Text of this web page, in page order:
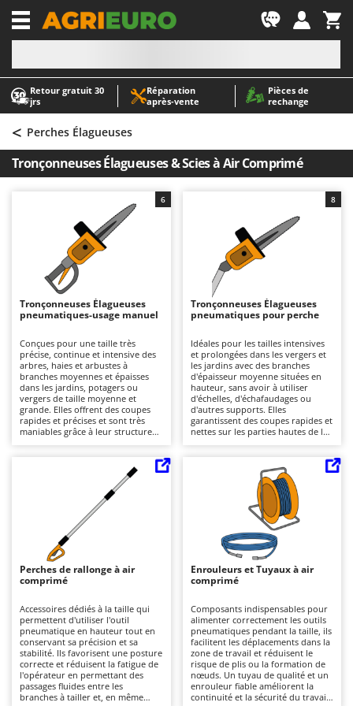
Retour gratuit 30
jrs
Réparation
après‑vente
Pièces de
rechange
-1
A
Abris de jardin
Accessoires pour tracteurs tondeuses autoportés
Aérateurs Scarificateurs pour gazon
Arracheuses de pommes de terre pour tracteur
Aspirateurs - Balais Électriques
Aspirateurs à cendres
Aspirateurs à feuilles sur roues
Aspirateurs de piscine
Aspirateurs Multifonctions
Atomiseurs agricoles pour tracteurs
Atomiseurs pour traitements
Autolaveuses
Autres produits
B
Balayeuses
Bancs de scie pour le bois - Scies à bûches
Bennes pour tracteur
Brosses pour sols extérieurs
Brouettes à moteur
Broyeurs à axe horizontal pour tracteur
Butteurs pour tracteur
C
Chargeurs de batterie - Démarreurs
Charrues pour tracteur
A
AgriEuro Premium
AgriEuro TOP-LINE
AGT
Airmec
AL-KO
ALA 2000
Alce
Alpina
Ama
Ambrogio Robot
Annovi Reverberi
ANTHBOT
Archman
Ariete
Artus
Attila
Ausonia
Awelco
B
Baesso
Bahco
< Perches Élagueuses
Tronçonneuses Élagueuses & Scies à Air Comprimé
Tronçonneuses Élagueuses
pneumatiques-usage manuel
Conçues pour une taille très
précise, continue et intensive des
arbres, haies et arbustes à
branches moyennes et épaisses
dans les jardins, potagers ou
vergers de taille moyenne et
grande. Elles offrent des coupes
rapides et précises et sont très
maniables grâce à leur structure
plus complexes de la végétation.
L'alimentation pneumatique, via
un tuyau de raccordement à un
compresseur avec lubrificateur,
grâce au niveau adéquat de
lubrification de l'air, à contrôler
pendant l'utilisation, limite l'usure
des composants et maintient des
performances constantes en cas
d'utilisation prolongée. Elles ne
sont pas adaptées à une utilisation
avec les compresseurs électriques
préserver leur rendement, il suffit
de nettoyer, lubrifier et affûter
régulièrement la chaîne et la
barre, ainsi que de vérifier l'état
des tuyaux et des raccords.
6
Tronçonneuses Élagueuses
pneumatiques pour perche
Idéales pour les tailles intensives
et prolongées dans les vergers et
les jardins avec des branches
d'épaisseur moyenne situées en
hauteur, sans avoir à utiliser
d'échelles, d'échafaudages ou
d'autres supports. Elles
garantissent des coupes rapides et
nettes sur les parties hautes de la
bon contrôle de la barre de
coupe. L'alimentation
pneumatique avec tuyau de
raccordement à un compresseur à
moteur avec lubrificateur (non
compatible avec les compresseurs
électriques domestiques) offre une
continuité de travail et une
rapidité d'utilisation, avec
l'avantage d'un poids réduit, donc
une plus grande maniabilité et
moins de fatigue pour l'opérateur
moteur à combustion. Pendant
l'utilisation, il est conseillé de
contrôler le niveau de lubrification
de l'air. Pour l'entretien, il est
nécessaire de maintenir la chaîne
et la barre propres, affûtées et
lubrifiées, de vérifier le serrage de
la tige et de contrôler
périodiquement l'étanchéité du
8
Perches de rallonge à air
comprimé
Accessoires dédiés à la taille qui
permettent d'utiliser l'outil
pneumatique en hauteur tout en
conservant sa précision et sa
stabilité. Ils favorisent une posture
correcte et réduisent la fatigue de
l'opérateur en permettant des
passages fluides entre les
branches à tailler et, en même
Enrouleurs et Tuyaux à air
comprimé
Composants indispensables pour
alimenter correctement les outils
pneumatiques pendant la taille, ils
facilitent les déplacements dans la
zone de travail et réduisent le
risque de plis ou la formation de
nœuds. Un tuyau de qualité et un
enrouleur fiable améliorent la
continuité et la sécurité du travail,